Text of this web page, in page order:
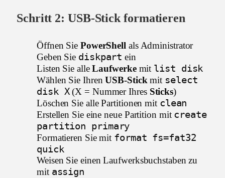
Schritt 2: USB-Stickformatieren
Öffnen Sie PowerShell als Administrator
Geben Sie diskpart ein
Listen Sie alleLaufwerkemit list disk
Wählen Sie IhrenUSB-Stickmit select
disk X(X = Nummer Ihres Sticks)
Löschen Sie alle Partitionen mit clean
Erstellen Sie eine neue Partition mit create
partition primary
Formatieren Sie mit format fs=fat32
quick
Weisen Sie einen Laufwerksbuchstaben zu
mit assign